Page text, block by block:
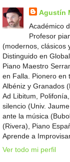
Agustín
Académico
Profesor
(modernos, clásicos
Distinguido en
Piano Maestro
en Falla. Pionero en
Albéniz y Granados
Ad Libitum,
silencio (Univ.
ante la música
(Rivera), Piano
Aprende a
Ver todo mi perfil